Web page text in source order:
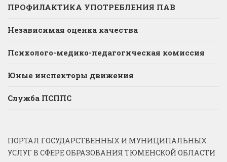
ПРОФИЛАКТИКА УПОТРЕБЛЕНИЯ ПАВ
Независимая оценка качества
Психолого-медико-педагогическая комиссия
Юные инспекторы движения
Служба ПСППС
ПОРТАЛ ГОСУДАРСТВЕННЫХ И МУНИЦИПАЛЬНЫХ
УСЛУГ В СФЕРЕ ОБРАЗОВАНИЯ ТЮМЕНСКОЙ ОБЛАСТИ